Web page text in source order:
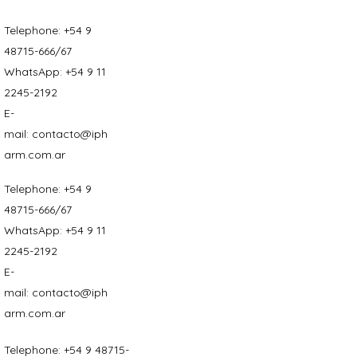
Telephone: +54 9
48715-666/67
WhatsApp: +54 9 11
2245-2192
E-
mail: contacto@iph
arm.com.ar
Telephone: +54 9
48715-666/67
WhatsApp: +54 9 11
2245-2192
E-
mail: contacto@iph
arm.com.ar
Telephone: +54 9 48715-